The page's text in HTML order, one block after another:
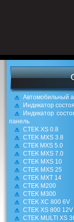
Автомобильный
Индикатор
Индикатор
панель
CTEK XS 0.8
CTEK MXS 3.8
СТЕК MXS 5.0
CTEK MXS 7.0
CTEK MXS 10
CTEK MXS 25
CTEK MXT 14
CTEK M200
CTEK M300
CTEK XC 800 6V
CTEK XS 800 12V
CTEK MULTI XS